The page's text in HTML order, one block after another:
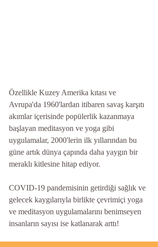
Özellikle Kuzey Amerika kıtası ve
Avrupa'da 1960'lardan itibaren savaş karşıtı
akımlar içerisinde popülerlik kazanmaya
başlayan meditasyon ve yoga gibi
uygulamalar, 2000'lerin ilk yıllarından bu
güne artık dünya çapında daha yaygın bir
meraklı kitlesine hitap ediyor.
COVID-19 pandemisinin getirdiği sağlık ve
gelecek kaygılarıyla birlikte çevrimiçi yoga
ve meditasyon uygulamalarını benimseyen
insanların sayısı ise katlanarak arttı!